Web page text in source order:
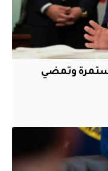
وتمضي